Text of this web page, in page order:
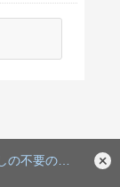
バリキャリ激務から目覚ましの不要の生活になった物語